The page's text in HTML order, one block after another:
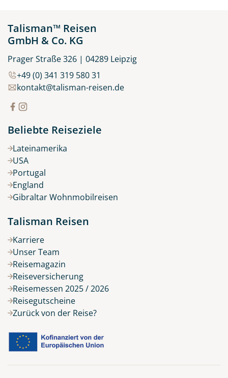
Talisman™ Reisen
GmbH & Co. KG
Prager Straße 326 | 04289 Leipzig
+49 (0) 341 319 580 31
kontakt@talisman-reisen.de
Beliebte Reiseziele
Lateinamerika
USA
Portugal
England
Gibraltar Wohnmobilreisen
Talisman Reisen
Karriere
Unser Team
Reisemagazin
Reiseversicherung
Reisemessen 2025 / 2026
Reisegutscheine
Zurück von der Reise?